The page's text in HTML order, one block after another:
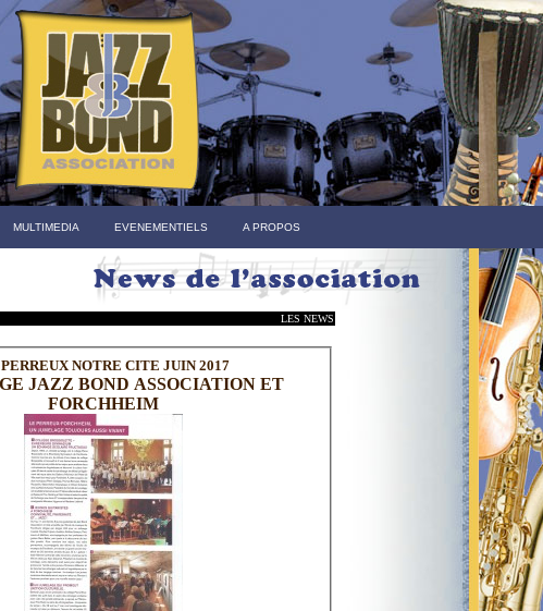
MULTIMEDIA EVENEMENTIELS A PROPOS
LES NEWS
LE PERREUX NOTRE CITE JUIN 2017
JAZZ BOND ASSOCIATION ET
FORCHHEIM